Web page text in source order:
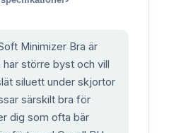
Minimizer Bra är
större byst och vill
siluett under skjortor
särskilt bra för
dig som ofta bär